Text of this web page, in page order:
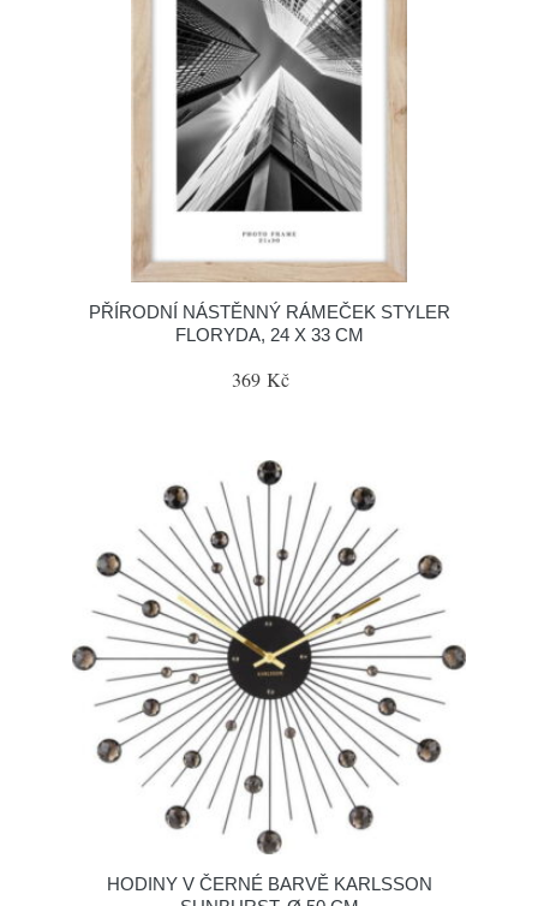
PŘÍRODNÍ NÁSTĚNNÝ RÁMEČEK STYLER
FLORYDA, 24 X 33 CM
369 Kč
HODINY V ČERNÉ BARVĚ KARLSSON